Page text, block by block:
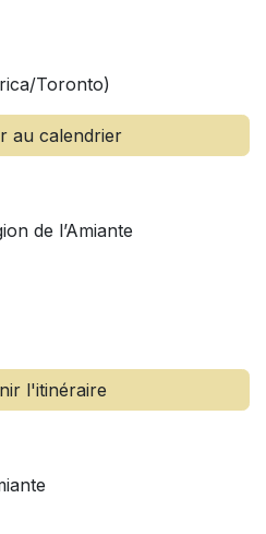
Toronto)
au calendrier
de l’Amiante
l'itinéraire